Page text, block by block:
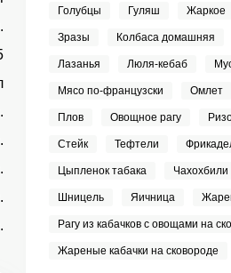
Голубцы Гуляш Жаркое
Зразы Колбаса домашняя
Лазанья Люля-кебаб
Мясо по-французски Омлет
Плов Овощное рагу
Стейк Тефтели
Цыпленок табака Чахохбили
Шницель Яичница
Рагу из кабачков с овощами на
Жареные кабачки на сковороде